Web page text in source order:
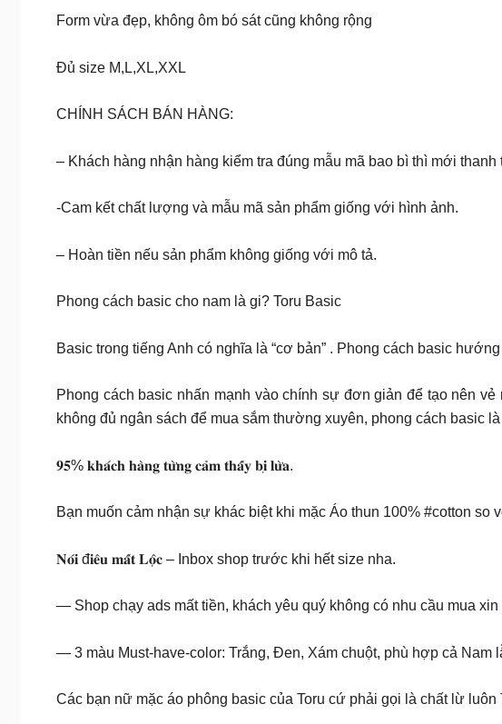
Form vừa đẹp, không ôm bó sát cũng không rộng
Đủ size M,L,XL,XXL
CHÍNH SÁCH BÁN HÀNG:
– Khách hàng nhận hàng kiểm tra đúng mẫu mã bao bì thì mới thanh
-Cam kết chất lượng và mẫu mã sản phẩm giống với hình ảnh.
– Hoàn tiền nếu sản phẩm không giống với mô tả.
Phong cách basic cho nam là gi? Toru Basic
Basic trong tiếng Anh có nghĩa là “cơ bản” . Phong cách basic
Phong cách basic nhấn mạnh vào chính sự đơn giản để tạo nên
không đủ ngân sách để mua sắm thường xuyên, phong cách basic
𝟗𝟓% 𝐤𝐡𝐚́𝐜𝐡 𝐡𝐚̀𝐧𝐠 𝐭𝐮̛̀𝐧𝐠 𝐜𝐚̉𝐦 𝐭𝐡𝐚̂́𝐲 𝐛𝐢̣ 𝐥𝐮̛̀𝐚.
Bạn muốn cảm nhận sự khác biệt khi mặc Áo thun 100% #cotton
𝐍𝐨́𝐢 đ𝐢𝐞̂𝐮 𝐦𝐚̂́𝐭 𝐋𝐨̣̂𝐜 – Inbox shop trước khi hết size nha.
— Shop chạy ads mất tiền, khách yêu quý không có nhu cầu mua
— 3 màu Must-have-color: Trắng, Đen, Xám chuột, phù hợp cả Nam
Các bạn nữ mặc áo phông basic của Toru cứ phải gọi là chất lừ luôn